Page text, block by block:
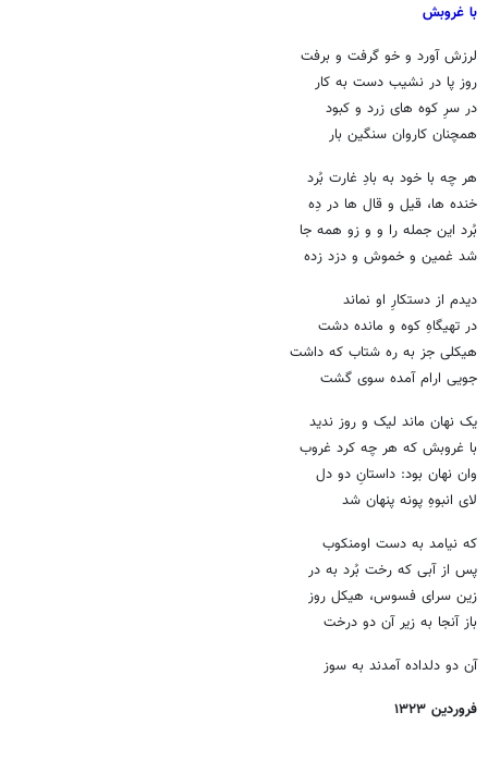
با غروبش
لرزش آورد و خو گرفت و برفت
روز پا در نشیب دست به کار
در سرِ کوه های زرد و کبود
همچنان کاروان سنگین بار
هر چه با خود به بادِ غارت بُرد
خنده ها، قیل و قال ها در دِه
بُرد این جمله را و و زو همه جا
شد غمین و خموش و دزد زده
دیدم از دستکارِ او نماند
در تهیگاهِ کوه و مانده دشت
هیکلی جز به ره شتاب که داشت
جویی ارام آمده سوی گشت
یک نهان ماند لیک و روز ندید
با غروبش که هر چه کرد غروب
وان نهان بود: داستانِ دو دل
لای انبوهِ پونه پنهان شد
که نیامد به دست اومنکوب
پس از آبی که رخت بُرد به در
زین سرای فسوس، هیکل روز
باز آنجا به زیر آن دو درخت
آن دو دلداده آمدند به سوز
فروردین ۱۳۲۳